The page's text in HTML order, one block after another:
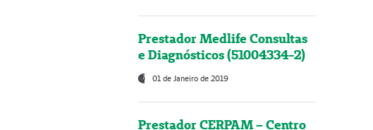
Prestador Medlife Consultas
e Diagnósticos (51004334-2)
01 de Janeiro de 2019
Prestador CERPAM – Centro